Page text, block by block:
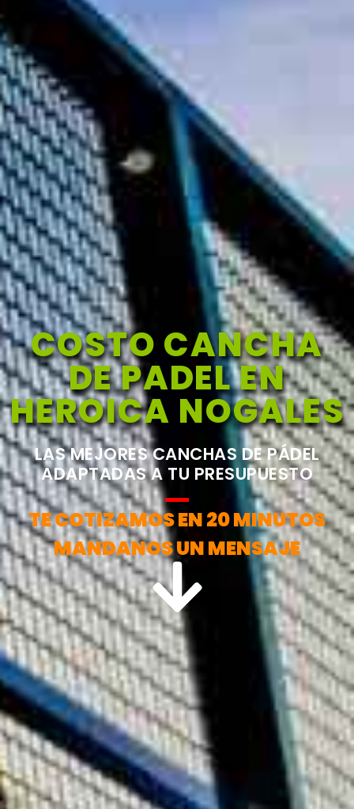
COSTO CANCHA
DE PADEL EN
HEROICA NOGALES
LAS MEJORES CANCHAS DE PÁDEL
ADAPTADAS A TU PRESUPUESTO
TE COTIZAMOS EN 20 MINUTOS
MANDANOS UN MENSAJE